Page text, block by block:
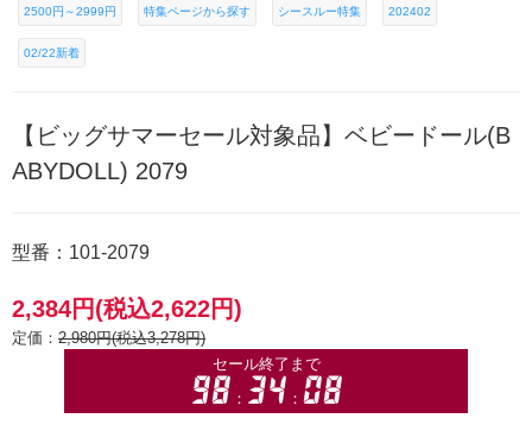
2500円～2999円 特集ページから探す シースルー特集 202402
02/22新着
【ビッグサマーセール対象品】ベビードール(B
ABYDOLL) 2079
型番：101-2079
2,384円(税込2,622円)
定価： 2,980円(税込3,278円)